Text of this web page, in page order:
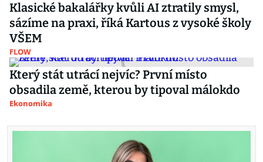
Klasické bakalářky kvůli AI ztratily smysl,
sázíme na praxi, říká Kartous z vysoké školy
VŠEM
FLOW
Který stát utrácí nejvíc? První místo
obsadila země, kterou by tipoval málokdo
Ekonomika